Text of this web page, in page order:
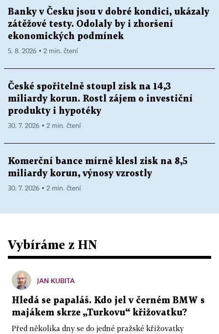
Banky v Česku jsou v dobré kondici, ukázaly
zátěžové testy. Odolaly by i zhoršení
ekonomických podmínek
5. 8. 2026 ▪ 2 min. čtení
České spořitelně stoupl zisk na 14,3
miliardy korun. Rostl zájem o investiční
produkty i hypotéky
30. 7. 2026 ▪ 2 min. čtení
Komerční bance mírně klesl zisk na 8,5
miliardy korun, výnosy vzrostly
30. 7. 2026 ▪ 2 min. čtení
Vybíráme z HN
JAN KUBITA
Hledá se papaláš. Kdo jel v černém BMW s
majákem skrze „Turkovu“ křižovatku?
Před několika dny se do jedné pražské křižovatky